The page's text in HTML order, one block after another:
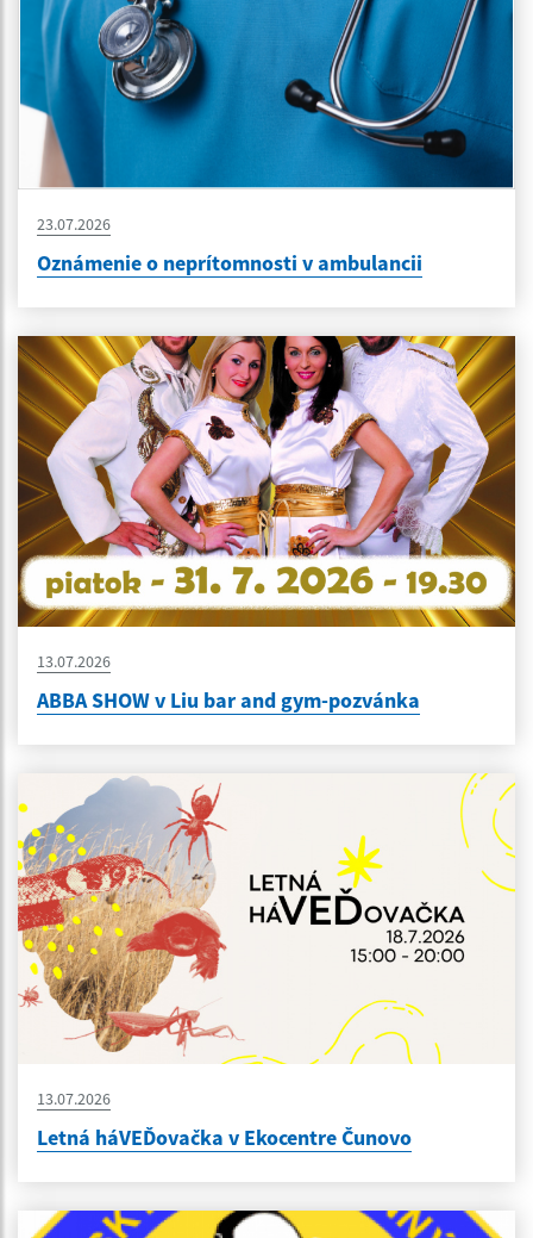
23.07.2026
Oznámenie o neprítomnosti v ambulancii
13.07.2026
ABBA SHOW v Liu bar and gym-pozvánka
13.07.2026
Letná háVEĎovačka v Ekocentre Čunovo